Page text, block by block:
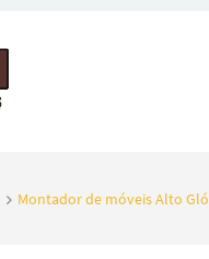
Montador de móveis Alto